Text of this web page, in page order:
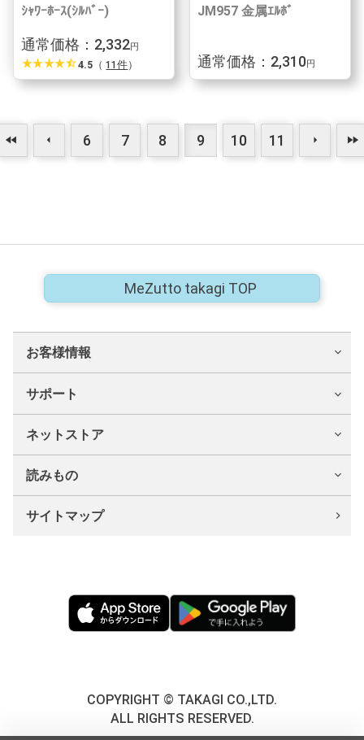
ｼｬﾜｰﾎｰｽ(ｼﾙﾊﾞｰ)
通常価格：2,332円
star_ratestar_ratestar_ratestar_ratestar_half 4.5 （11件）
JM957 金属ｴﾙﾎﾞ
通常価格：2,310円
fast_rewind arrow_left 6 7 8 9 10 11 arrow_right fast_forward
MeZutto takagi TOP
お客様情報
サポート
ネットストア
読みもの
サイトマップ
COPYRIGHT © TAKAGI CO.,LTD.
ALL RIGHTS RESERVED.